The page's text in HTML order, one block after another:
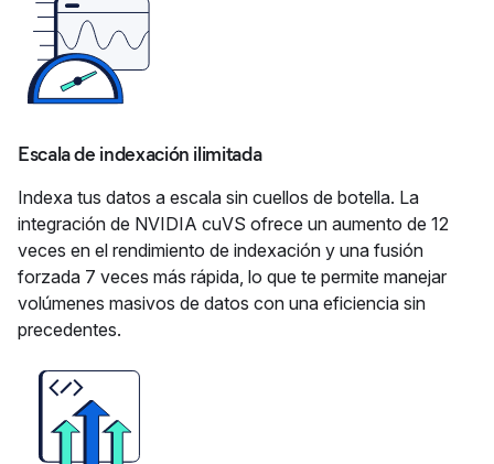
Escala de indexación ilimitada
Indexa tus datos a escala sin cuellos de botella. La
integración de NVIDIA cuVS ofrece un aumento de 12
veces en el rendimiento de indexación y una fusión
forzada 7 veces más rápida, lo que te permite manejar
volúmenes masivos de datos con una eficiencia sin
precedentes.